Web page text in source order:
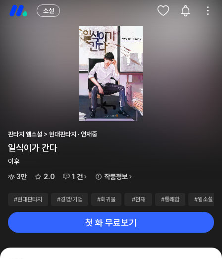
소설
판타지 웹소설 > 현대판타지 · 연재중
일식이가 간다
이후
3만
2.0 1 건 작품정보
#현대판타지 #경영/기업 #회귀물 #천재 #통쾌함 #웹소설
첫 화 무료보기